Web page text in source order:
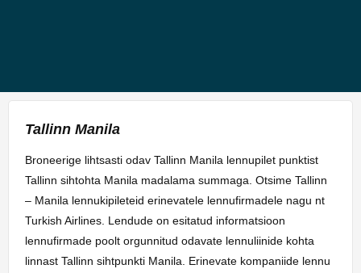
Tallinn Manila
Broneerige lihtsasti odav Tallinn Manila lennupilet punktist
Tallinn sihtohta Manila madalama summaga. Otsime Tallinn
– Manila lennukipileteid erinevatele lennufirmadele nagu nt
Turkish Airlines. Lendude on esitatud informatsioon
lennufirmade poolt orgunnitud odavate lennuliinide kohta
linnast Tallinn sihtpunkti Manila. Erinevate kompaniide lennu